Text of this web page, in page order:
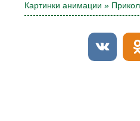
Картинки анимации »